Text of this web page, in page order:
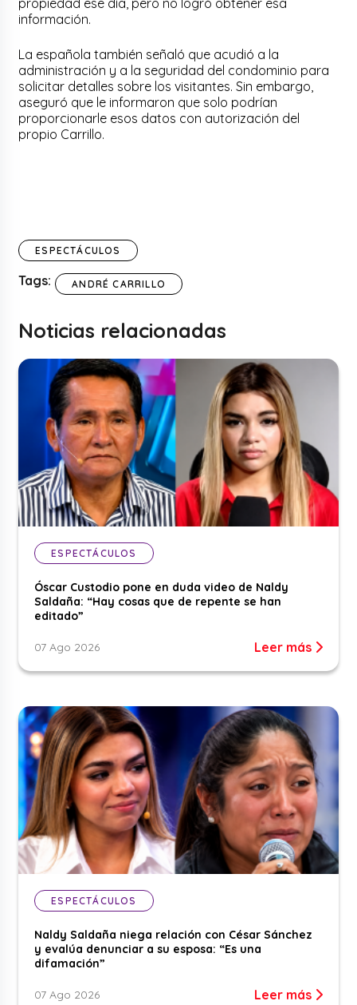
información.
La española también señaló que acudió a la
administración y a la seguridad del condominio para
solicitar detalles sobre los visitantes. Sin embargo,
aseguró que le informaron que solo podrían
proporcionarle esos datos con autorización del
propio Carrillo.
ESPECTÁCULOS
Tags: ANDRÉ CARRILLO
Noticias relacionadas
ESPECTÁCULOS
Óscar Custodio pone en duda video de Naldy
Saldaña: “Hay cosas que de repente se han
editado”
07 Ago 2026 Leer más
ESPECTÁCULOS
Naldy Saldaña niega relación con César Sánchez
y evalúa denunciar a su esposa: “Es una
difamación”
07 Ago 2026 Leer más